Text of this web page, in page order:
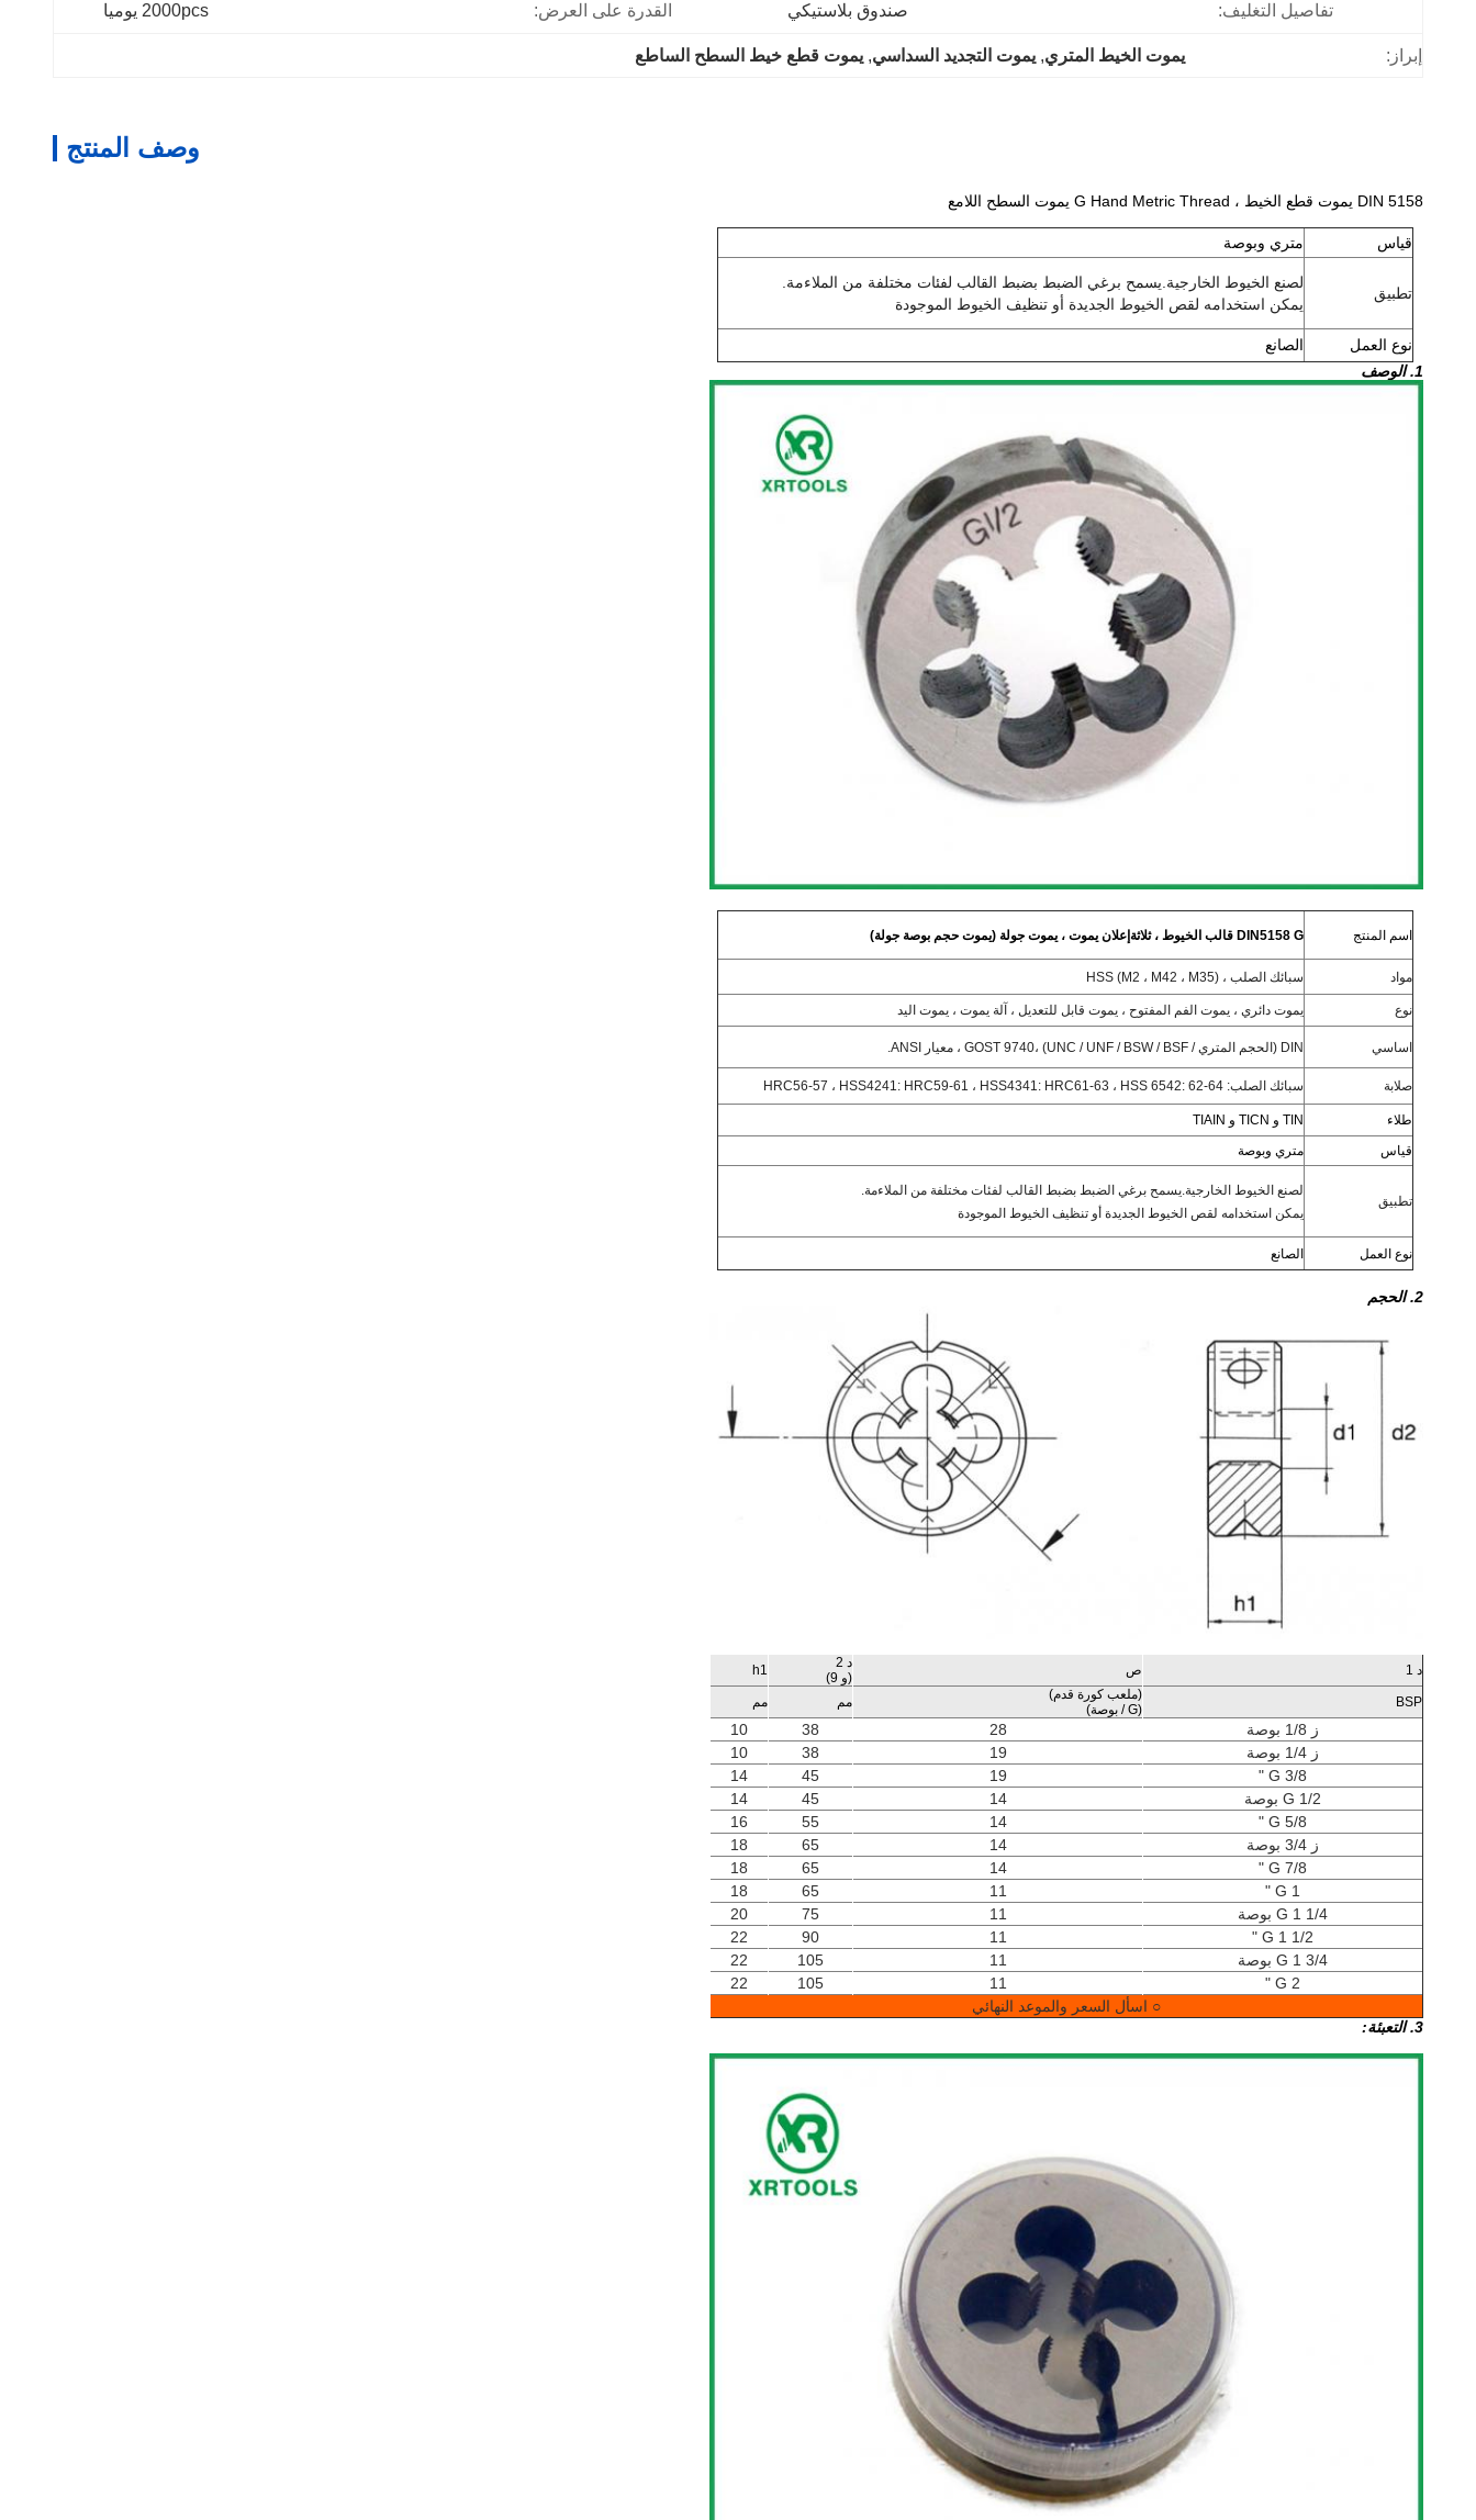
تفاصيل التغليف: صندوق بلاستيكي القدرة على العرض: 2000pcs يوميا
إبراز: يموت الخيط المتري, يموت التجديد السداسي, يموت قطع خيط السطح الساطع
وصف المنتج
DIN 5158 يموت قطع الخيط ، G Hand Metric Thread يموت السطح اللامع
قياس متري وبوصة
تطبيق
لصنع الخيوط الخارجية.يسمح برغي الضبط بضبط القالب لفئات مختلفة من الملاءمة.
يمكن استخدامه لقص الخيوط الجديدة أو تنظيف الخيوط الموجودة
نوع العمل
الصانع
1. الوصف
اسم المنتج DIN5158 G قالب الخيوط ، ثلاثة إعلان يموت ، يموت جولة (يموت حجم بوصة جولة)
مواد سبائك الصلب ، HSS (M2 ، M42 ، M35)
نوع يموت دائري ، يموت الفم المفتوح ، يموت قابل للتعديل ، آلة يموت ، يموت اليد
اساسي DIN (الحجم المتري / UNC / UNF / BSW / BSF) ، GOST 9740 ، معيار ANSI.
صلابة سبائك الصلب: HRC56-57 ، HSS4241: HRC59-61 ، HSS4341: HRC61-63 ، HSS 6542: 62-64
طلاء
TIN و TICN و TIAIN
قياس
متري وبوصة
تطبيق
لصنع الخيوط الخارجية.يسمح برغي الضبط بضبط القالب لفئات مختلفة من الملاءمة.
يمكن استخدامه لقص الخيوط الجديدة أو تنظيف الخيوط الموجودة
نوع العمل الصانع
2. الحجم
د 1 ص
د 2
(و 9)
h1
BSP
(ملعب كورة قدم)
(G / بوصة)
مم مم
ز 1/8 بوصة 28
38
10
ز 1/4 بوصة
19
38
10
G 3/8 "
19
45
14
G 1/2 بوصة
14
45
14
G 5/8 "
14
55
16
ز 3/4 بوصة
14
65
18
G 7/8 "
14
65
18
G 1 "
11
65
18
G 1 1/4 بوصة
11
75
20
G 1 1/2 "
11
90
22
G 1 3/4 بوصة
11
105
22
G 2 "
11
105
22
○ اسأل السعر والموعد النهائي
3. التعبئة: